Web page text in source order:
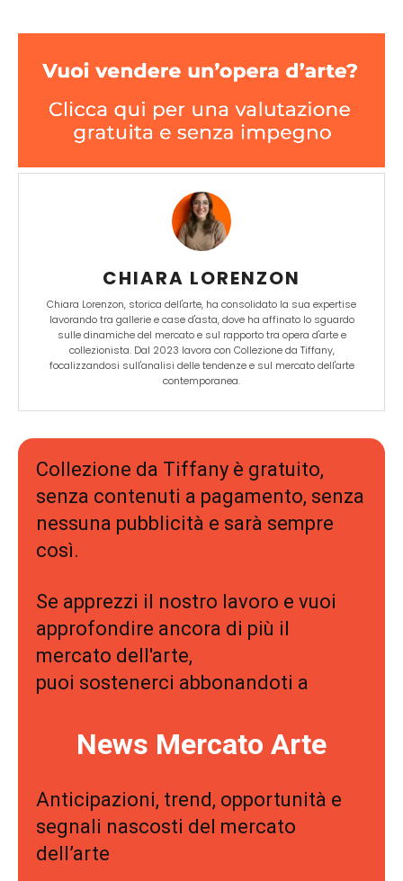
CHIARA LORENZON
Chiara Lorenzon, storica dell'arte, ha consolidato la sua expertise
lavorando tra gallerie e case d'asta, dove ha affinato lo sguardo
sulle dinamiche del mercato e sul rapporto tra opera d'arte e
collezionista. Dal 2023 lavora con Collezione da Tiffany,
focalizzandosi sull'analisi delle tendenze e sul mercato dell'arte
contemporanea.
Collezione da Tiffany è gratuito,
senza contenuti a pagamento, senza
nessuna pubblicità e sarà sempre
così.
Se apprezzi il nostro lavoro e vuoi
approfondire ancora di più il
mercato dell'arte,
puoi sostenerci abbonandoti a
News Mercato Arte
Anticipazioni, trend, opportunità e
segnali nascosti del mercato
dell’arte